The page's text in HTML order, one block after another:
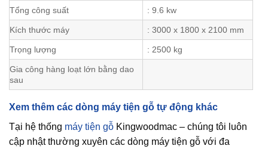
Tổng công suất : 9.6 kw
Kích thước máy : 3000 x 1800 x 2100 mm
Trọng lượng : 2500 kg
Gia công hàng loạt lớn bằng dao
sau
Xem thêm các dòng máy tiện gỗ tự động khác
Tại hệ thống máy tiện gỗ Kingwoodmac – chúng tôi luôn
cập nhật thường xuyên các dòng máy tiện gỗ với đa